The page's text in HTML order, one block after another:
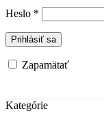
Heslo *
Prihlásiť sa
Zapamätať
Kategórie